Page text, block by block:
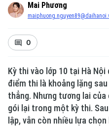
Mai Phương
0
Kỳ thi vào lớp 10 tại Hà
điểm thi là khoảng lặng
thẳng. Nhưng tương lai
gói lại trong một kỳ thi.
lập, vẫn còn nhiều lựa